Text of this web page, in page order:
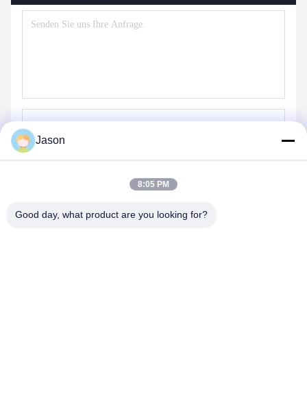
Jason
8:05 PM
Good day, what product are you looking for?